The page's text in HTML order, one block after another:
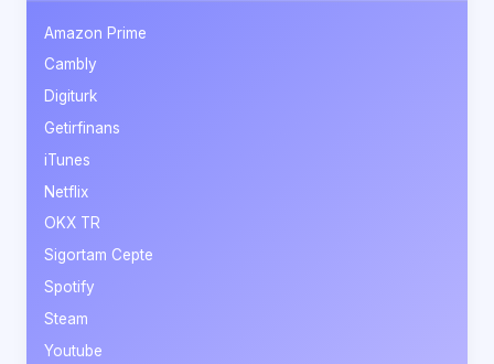
Amazon Prime
Cambly
Digiturk
Getirfinans
iTunes
Netflix
OKX TR
Sigortam Cepte
Spotify
Steam
Youtube